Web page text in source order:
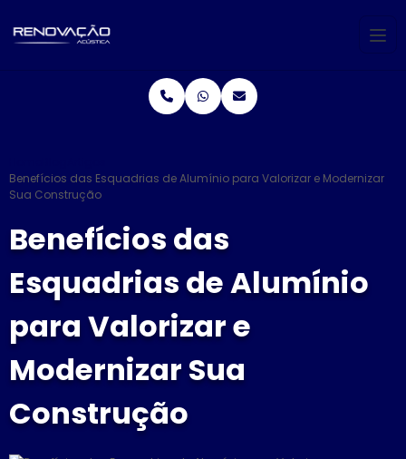
Benefícios das Esquadrias de Alumínio para Valorizar e Modernizar
Sua Construção
Benefícios das
Esquadrias de Alumínio
para Valorizar e
Modernizar Sua
Construção